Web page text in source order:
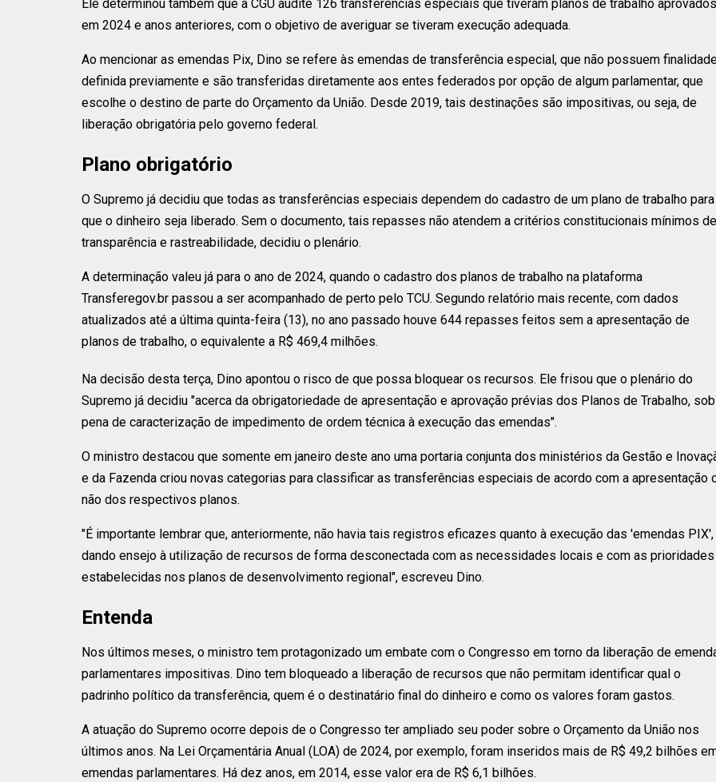
Ele determinou também que a CGU audite 126 transferências especiais que tiveram planos de trabalho aprovados
em 2024 e anos anteriores, com o objetivo de averiguar se tiveram execução adequada.
Ao mencionar as emendas Pix, Dino se refere às emendas de transferência especial, que não possuem
definida previamente e são transferidas diretamente aos entes federados por opção de algum parlamentar, que
escolhe o destino de parte do Orçamento da União. Desde 2019, tais destinações são impositivas, ou seja, de
liberação obrigatória pelo governo federal.
Plano obrigatório
O Supremo já decidiu que todas as transferências especiais dependem do cadastro de um plano de trabalho para
que o dinheiro seja liberado. Sem o documento, tais repasses não atendem a critérios constitucionais mínimos de
transparência e rastreabilidade, decidiu o plenário.
A determinação valeu já para o ano de 2024, quando o cadastro dos planos de trabalho na plataforma
Transferegov.br passou a ser acompanhado de perto pelo TCU. Segundo relatório mais recente, com dados
atualizados até a última quinta-feira (13), no ano passado houve 644 repasses feitos sem a apresentação de
planos de trabalho, o equivalente a R$ 469,4 milhões.
Na decisão desta terça, Dino apontou o risco de que possa bloquear os recursos. Ele frisou que o plenário do
Supremo já decidiu "acerca da obrigatoriedade de apresentação e aprovação prévias dos Planos de Trabalho, sob
pena de caracterização de impedimento de ordem técnica à execução das emendas".
O ministro destacou que somente em janeiro deste ano uma portaria conjunta dos ministérios da Gestão e
e da Fazenda criou novas categorias para classificar as transferências especiais de acordo com a apresentação
não dos respectivos planos.
"É importante lembrar que, anteriormente, não havia tais registros eficazes quanto à execução das 'emendas PIX',
dando ensejo à utilização de recursos de forma desconectada com as necessidades locais e com as prioridades
estabelecidas nos planos de desenvolvimento regional", escreveu Dino.
Entenda
Nos últimos meses, o ministro tem protagonizado um embate com o Congresso em torno da liberação de
parlamentares impositivas. Dino tem bloqueado a liberação de recursos que não permitam identificar qual o
padrinho político da transferência, quem é o destinatário final do dinheiro e como os valores foram gastos.
A atuação do Supremo ocorre depois de o Congresso ter ampliado seu poder sobre o Orçamento da União nos
últimos anos. Na Lei Orçamentária Anual (LOA) de 2024, por exemplo, foram inseridos mais de R$ 49,2 bilhões
emendas parlamentares. Há dez anos, em 2014, esse valor era de R$ 6,1 bilhões.